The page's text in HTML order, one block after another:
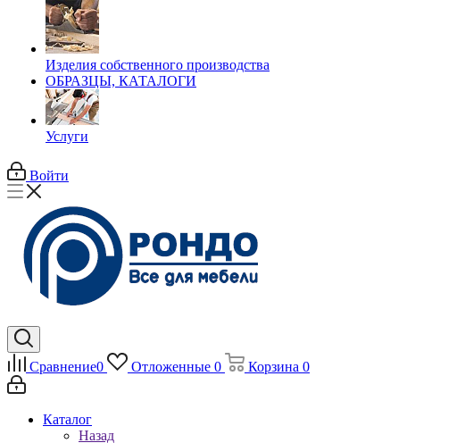
Изделия собственного производства
ОБРАЗЦЫ, КАТАЛОГИ
Услуги
Войти
Сравнение0 Отложенные 0 Корзина 0
Каталог
Назад